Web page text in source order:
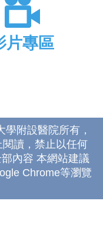
片專區
附設醫院所有，
讀，禁止以任何
內容 本網站建議
Chrome等瀏覽